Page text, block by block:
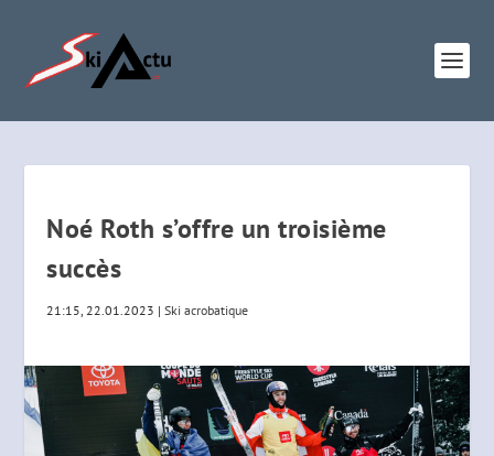
Noé Roth s’offre un troisième
succès
21:15, 22.01.2023 |Ski acrobatique